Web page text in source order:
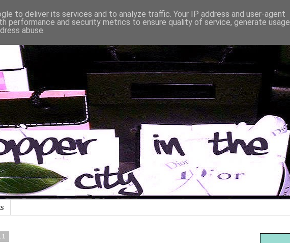
to deliver its services and to analyze traffic. Your IP address and user-agent
performance and security metrics to ensure quality of service, generate usage
abuse.